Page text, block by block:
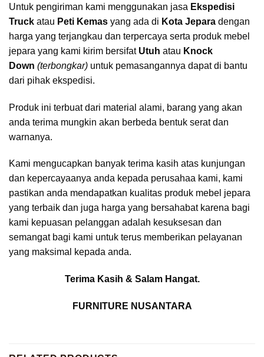
Untuk pengiriman kami menggunakan jasa Ekspedisi
Truck atau Peti Kemas yang ada di Kota Jepara dengan
harga yang terjangkau dan terpercaya serta produk mebel
jepara yang kami kirim bersifat Utuh atau Knock
Down (terbongkar) untuk pemasangannya dapat di bantu
dari pihak ekspedisi.
Produk ini terbuat dari material alami, barang yang akan
anda terima mungkin akan berbeda bentuk serat dan
warnanya.
Kami mengucapkan banyak terima kasih atas kunjungan
dan kepercayaanya anda kepada perusahaa kami, kami
pastikan anda mendapatkan kualitas produk mebel jepara
yang terbaik dan juga harga yang bersahabat karena bagi
kami kepuasan pelanggan adalah kesuksesan dan
semangat bagi kami untuk terus memberikan pelayanan
yang maksimal kepada anda.
Terima Kasih & Salam Hangat.
FURNITURE NUSANTARA